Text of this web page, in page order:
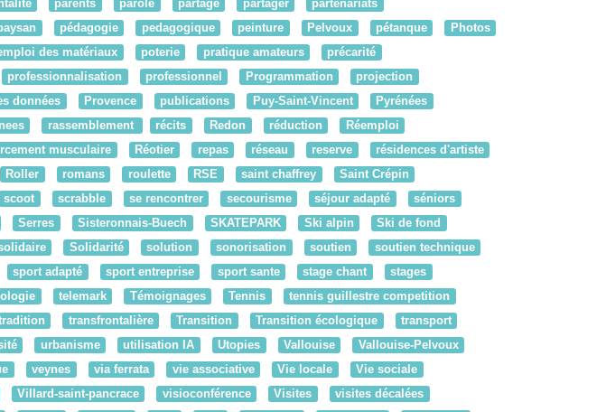
parents parole partage partager
partenariats
pédagogie pedagogique peinture Pelvoux pétanque
Photos
des matériaux poterie pratique amateurs
précarité
professionnalisation professionnel Programmation
projection
données Provence publications Puy-Saint-Vincent
Pyrénées
rassemblement récits Redon réduction
Réemploi
musculaire Réotier repas réseau reserve
résidences d'artiste
Roller romans roulette RSE saint chaffrey
Saint Crépin
scoot scrabble se rencontrer secourisme séjour adapté
séniors
Serres Sisteronnais-Buech SKATEPARK Ski alpin
Ski de fond
Solidarité solution sonorisation soutien
soutien technique
sport adapté sport entreprise sport sante stage chant
stages
telemark Témoignages Tennis
tennis guillestre competition
transfrontalière Transition Transition écologique
transport
urbanisme utilisation IA Utopies Vallouise
Vallouise-Pelvoux
veynes via ferrata vie associative Vie locale
Vie sociale
Villard-saint-pancrace visioconférence Visites
visites décalées